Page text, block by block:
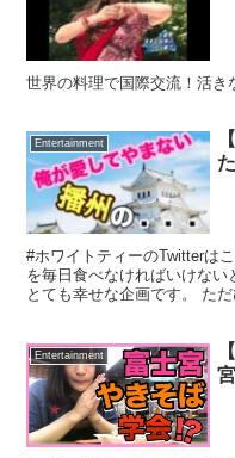
世界の料理で国際交流！活き
Entertainment
#ホワイトティーのTwitterは
を毎日食べなければいけな
とても幸せな企画です。 た
Entertainment